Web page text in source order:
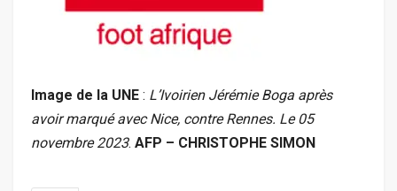
Image de la UNE : L’Ivoirien Jérémie Boga après
avoir marqué avec Nice, contre Rennes. Le 05
novembre 2023. AFP – CHRISTOPHE SIMON